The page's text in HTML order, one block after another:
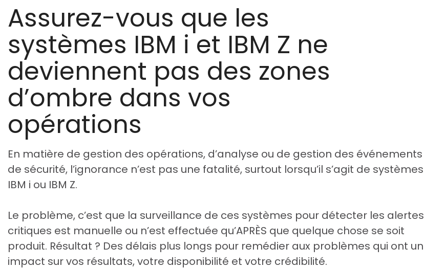
Assurez-vous que les
systèmes IBM i et IBM Z ne
deviennent pas des zones
d’ombre dans vos
opérations
En matière de gestion des opérations, d’analyse ou de gestion des événements
de sécurité, l’ignorance n’est pas une fatalité, surtout lorsqu’il s’agit de systèmes
IBM i ou IBM Z.
Le problème, c’est que la surveillance de ces systèmes pour détecter les alertes
critiques est manuelle ou n’est effectuée qu’APRÈS que quelque chose se soit
produit. Résultat ? Des délais plus longs pour remédier aux problèmes qui ont un
impact sur vos résultats, votre disponibilité et votre crédibilité.